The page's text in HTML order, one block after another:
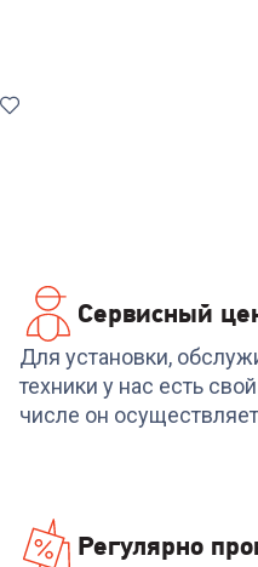
Код:6546038
Наушники A4TECH
J450 Bloody (Black-
Green)
+68бонусов
Сервисный
Для установки,
техники у нас есть
числе он
Регулярно